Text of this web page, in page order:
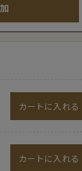
カートに入れる
カートに入れる